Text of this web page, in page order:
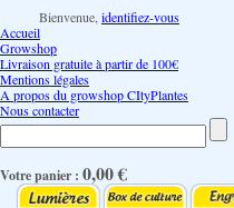
Bienvenue, identifiez-vous
Accueil
Growshop
Livraison gratuite à partir de 100€
Mentions légales
A propos du growshop CItyPlantes
Nous contacter
Votre panier : 0,00 €